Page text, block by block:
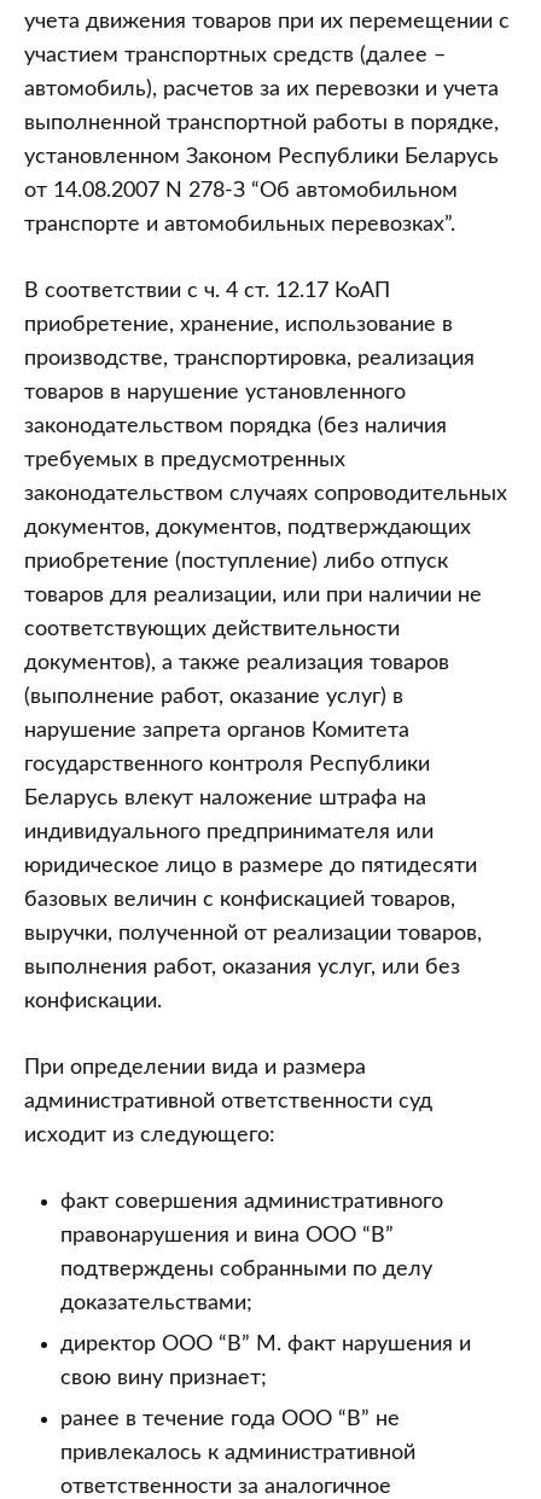
учета движения товаров при их перемещении с
участием транспортных средств (далее –
автомобиль), расчетов за их перевозки и учета
выполненной транспортной работы в порядке,
установленном Законом Республики Беларусь
от 14.08.2007 N 278-З “Об автомобильном
транспорте и автомобильных перевозках”.
В соответствии с ч. 4 ст. 12.17 КоАП
приобретение, хранение, использование в
производстве, транспортировка, реализация
товаров в нарушение установленного
законодательством порядка (без наличия
требуемых в предусмотренных
законодательством случаях сопроводительных
документов, документов, подтверждающих
приобретение (поступление) либо отпуск
товаров для реализации, или при наличии не
соответствующих действительности
документов), а также реализация товаров
(выполнение работ, оказание услуг) в
нарушение запрета органов Комитета
государственного контроля Республики
Беларусь влекут наложение штрафа на
индивидуального предпринимателя или
юридическое лицо в размере до пятидесяти
базовых величин с конфискацией товаров,
выручки, полученной от реализации товаров,
выполнения работ, оказания услуг, или без
конфискации.
При определении вида и размера
административной ответственности суд
исходит из следующего:
факт совершения административного
правонарушения и вина ООО “В”
подтверждены собранными по делу
доказательствами;
директор ООО “В” М. факт нарушения и
свою вину признает;
ранее в течение года ООО “В” не
привлекалось к административной
ответственности за аналогичное